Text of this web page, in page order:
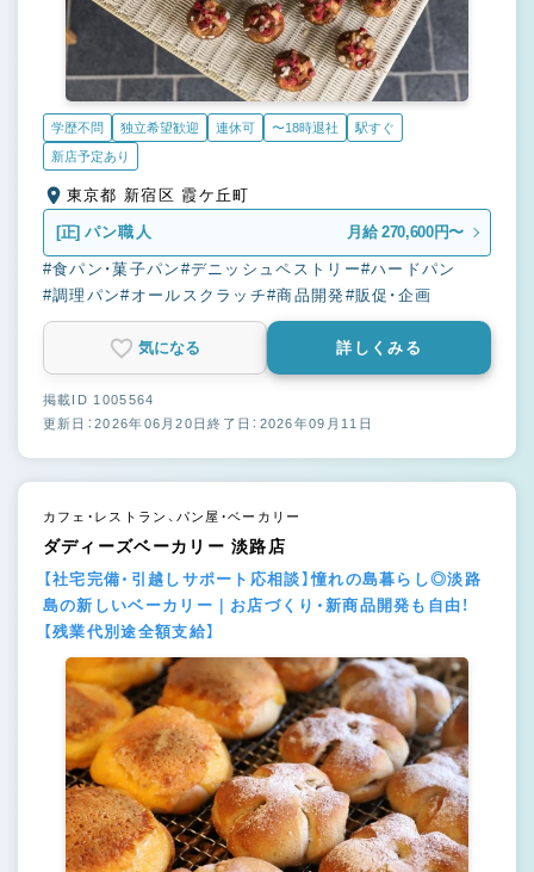
学歴不問 独立希望歓迎 連休可 〜18時退社
駅すぐ
新店予定あり
東京都 新宿区 霞ケ丘町
[正] パン職人 月給 270,600円〜
#食パン・菓子パン #デニッシュペストリー#ハードパン
#調理パン#オールスクラッチ#商品開発#販促・企画
気になる 詳しくみる
掲載ID 1005564
更新日：2026年06月20日終了日：2026年09月11日
カフェ・レストラン、パン屋・ベーカリー
ダディーズベーカリー 淡路店
【社宅完備・引越しサポート応相談】憧れの島暮らし◎淡路
島の新しいベーカリー｜お店づくり・新商品開発も自由！
【残業代別途全額支給】